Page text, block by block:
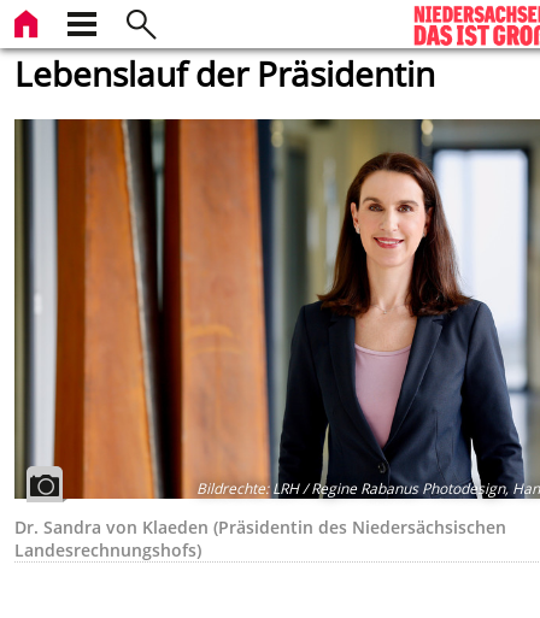
Lebenslauf der Präsidentin
Bildrechte:LRH / Regine Rabanus Photodesign,
Dr. Sandra von Klaeden (Präsidentin des Niedersächsischen
Landesrechnungshofs)